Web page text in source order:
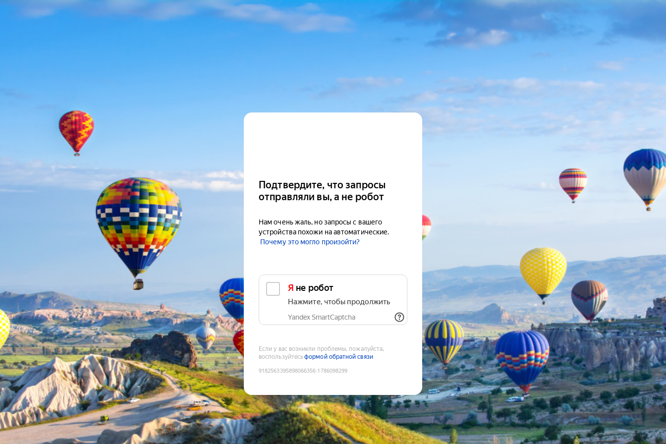
Подтвердите, что запросы
отправляли вы, а не робот
Нам очень жаль, но запросы с вашего
устройства похожи на автоматические.
Почему это могло произойти?
Я не робот
Нажмите, чтобы продолжить
Yandex SmartCaptcha
Если у вас возникли проблемы, пожалуйста,
воспользуйтесьформой обратной связи
9182563395898066356:1786098299